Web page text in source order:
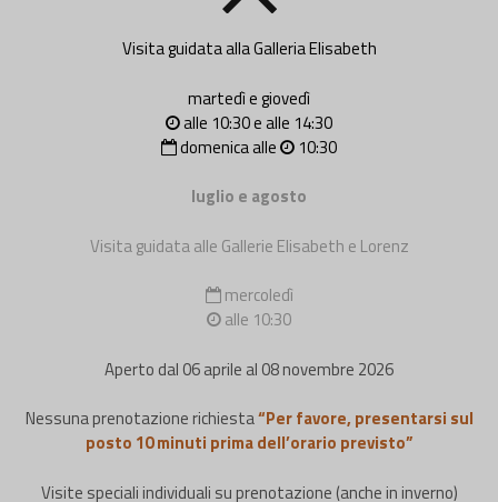
Visita guidata alla Galleria Elisabeth
martedì e giovedì
alle 10:30 e alle 14:30
domenica alle
10:30
luglio e agosto
Visita guidata alle Gallerie Elisabeth e Lorenz
mercoledì
alle 10:30
Aperto dal 06 aprile al 08 novembre 2026
Nessuna prenotazione richiesta“Per favore, presentarsi sul
posto 10 minuti prima dell’orario previsto”
Visite speciali individuali su prenotazione (anche in inverno)